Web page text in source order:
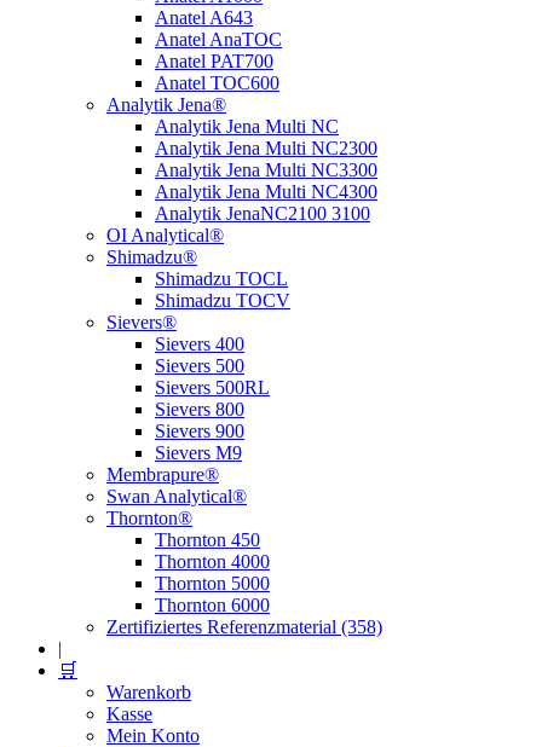
Anatel A643
Anatel AnaTOC
Anatel PAT700
Anatel TOC600
Analytik Jena®
Analytik Jena Multi NC
Analytik Jena Multi NC2300
Analytik Jena Multi NC3300
Analytik Jena Multi NC4300
Analytik JenaNC2100 3100
OI Analytical®
Shimadzu®
Shimadzu TOCL
Shimadzu TOCV
Sievers®
Sievers 400
Sievers 500
Sievers 500RL
Sievers 800
Sievers 900
Sievers M9
Membrapure®
Swan Analytical®
Thornton®
Thornton 450
Thornton 4000
Thornton 5000
Thornton 6000
Zertifiziertes Referenzmaterial (358)
|
🛒
Warenkorb
Kasse
Mein Konto